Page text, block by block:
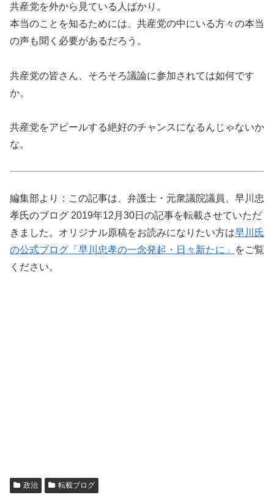
共産党を外から見ている人ばかり。
本当のことを知るためには、共産党の中にいる方々の本当
の声も聞く必要があるだろう。
共産党の皆さん、そろそろ議論に参加されては如何です
か。
共産党をアピールする絶好のチャンスになるんじゃないか
な。
編集部より：この記事は、弁護士・元衆議院議員、早川忠
孝氏のブログ 2019年12月30日の記事を転載させていただ
きました。オリジナル原稿をお読みになりたい方は早川氏
の公式ブログ「早川忠孝の一念発起・日々新たに」
をご覧
ください。
政治 転載ブログ